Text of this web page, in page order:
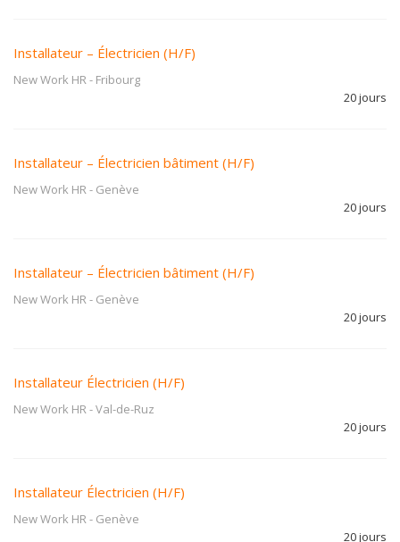
Installateur – Électricien (H/F)
New Work HR- Fribourg
20 jours
Installateur – Électricien bâtiment (H/F)
New Work HR- Genève
20 jours
Installateur – Électricien bâtiment (H/F)
New Work HR- Genève
20 jours
Installateur Électricien (H/F)
New Work HR-Val-de-Ruz
20 jours
Installateur Électricien (H/F)
New Work HR- Genève
20 jours